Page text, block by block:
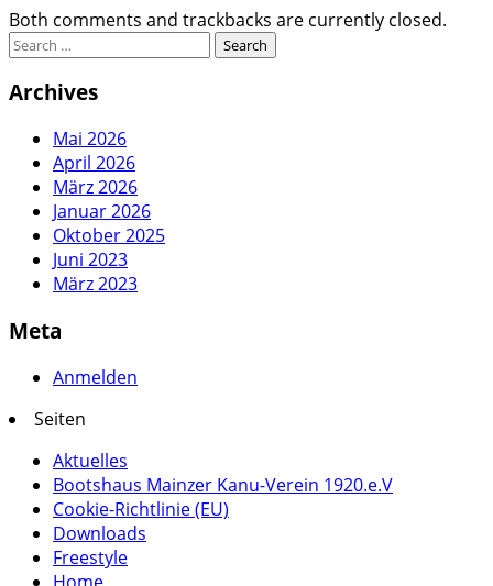
Both comments and trackbacks are currently closed.
Archives
Mai 2026
April 2026
März 2026
Januar 2026
Oktober 2025
Juni 2023
März 2023
Meta
Anmelden
Seiten
Aktuelles
Bootshaus Mainzer Kanu-Verein 1920.e.V
Cookie-Richtlinie (EU)
Downloads
Freestyle
Home